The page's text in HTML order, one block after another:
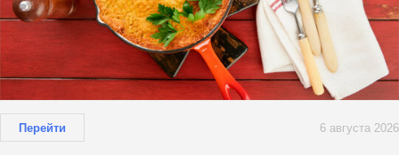
Перейти 6 августа 2026